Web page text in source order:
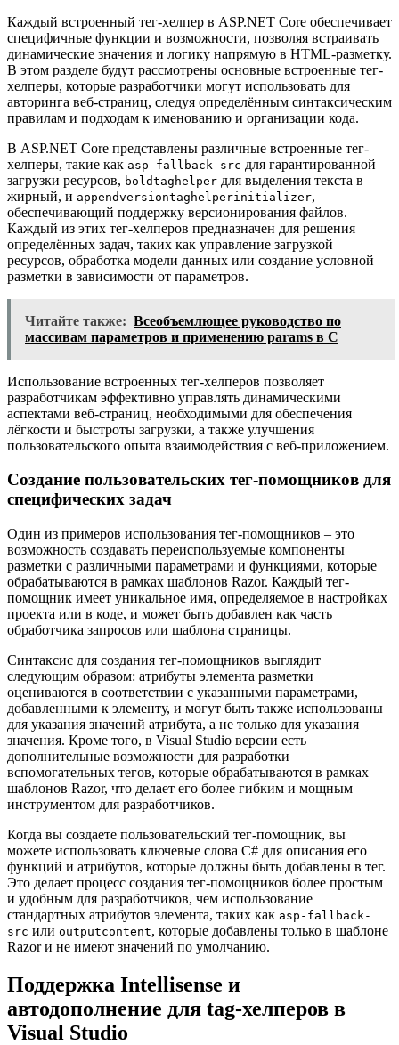
Каждый встроенный тег-хелпер в ASP.NET Core обеспечивает
специфичные функции и возможности, позволяя встраивать
динамические значения и логику напрямую в HTML-разметку.
В этом разделе будут рассмотрены основные встроенные тег-
хелперы, которые разработчики могут использовать для
авторинга веб-страниц, следуя определённым синтаксическим
правилам и подходам к именованию и организации кода.
В ASP.NET Core представлены различные встроенные тег-
хелперы, такие как asp-fallback-src для гарантированной
загрузки ресурсов, boldtaghelper для выделения текста в
жирный, и appendversiontaghelperinitializer,
обеспечивающий поддержку версионирования файлов.
Каждый из этих тег-хелперов предназначен для решения
определённых задач, таких как управление загрузкой
ресурсов, обработка модели данных или создание условной
разметки в зависимости от параметров.
Читайте также: Всеобъемлющее руководство по
массивам параметров и применению params в C
Использование встроенных тег-хелперов позволяет
разработчикам эффективно управлять динамическими
аспектами веб-страниц, необходимыми для обеспечения
лёгкости и быстроты загрузки, а также улучшения
пользовательского опыта взаимодействия с веб-приложением.
Создание пользовательских тег-помощников для
специфических задач
Один из примеров использования тег-помощников – это
возможность создавать переиспользуемые компоненты
разметки с различными параметрами и функциями, которые
обрабатываются в рамках шаблонов Razor. Каждый тег-
помощник имеет уникальное имя, определяемое в настройках
проекта или в коде, и может быть добавлен как часть
обработчика запросов или шаблона страницы.
Синтаксис для создания тег-помощников выглядит
следующим образом: атрибуты элемента разметки
оцениваются в соответствии с указанными параметрами,
добавленными к элементу, и могут быть также использованы
для указания значений атрибута, а не только для указания
значения. Кроме того, в Visual Studio версии есть
дополнительные возможности для разработки
вспомогательных тегов, которые обрабатываются в рамках
шаблонов Razor, что делает его более гибким и мощным
инструментом для разработчиков.
Когда вы создаете пользовательский тег-помощник, вы
можете использовать ключевые слова C# для описания его
функций и атрибутов, которые должны быть добавлены в тег.
Это делает процесс создания тег-помощников более простым
и удобным для разработчиков, чем использование
стандартных атрибутов элемента, таких как asp-fallback-
src или outputcontent, которые добавлены только в шаблоне
Razor и не имеют значений по умолчанию.
Поддержка Intellisense и
автодополнение для tag-хелперов в
Visual Studio